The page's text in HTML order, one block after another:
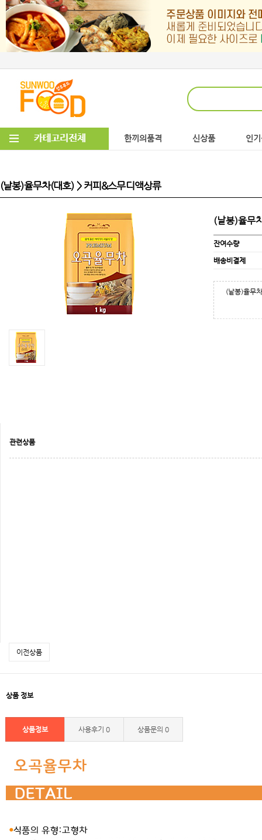
한끼의품격 신상품 인
(낱봉)율무차(대호) > 커피&스무디액상류
(낱봉)율무
잔여수량
배송비결제
(낱봉)율무
관련상품
이전상품
상품 정보
상품정보 사용후기 0 상품문의 0